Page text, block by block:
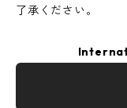
了承ください。